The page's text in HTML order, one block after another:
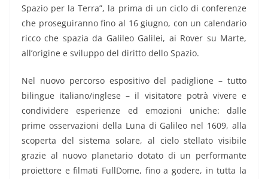
Spazio per la Terra”, la prima di un ciclo di conferenze
che proseguiranno fino al 16 giugno, con un calendario
ricco che spazia da Galileo Galilei, ai Rover su Marte,
all’origine e sviluppo del diritto dello Spazio.
Nel nuovo percorso espositivo del padiglione – tutto
bilingue italiano/inglese – il visitatore potrà vivere e
condividere esperienze ed emozioni uniche: dalle
prime osservazioni della Luna di Galileo nel 1609, alla
scoperta del sistema solare, al cielo stellato visibile
grazie al nuovo planetario dotato di un performante
proiettore e filmati FullDome, fino a godere, in tutta la